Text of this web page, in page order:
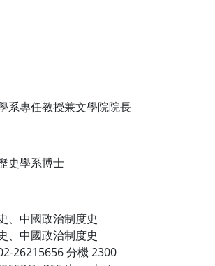
系專任教授兼文學院院長
史學系博士
、中國政治制度史
、中國政治制度史
26215656 分機 2300